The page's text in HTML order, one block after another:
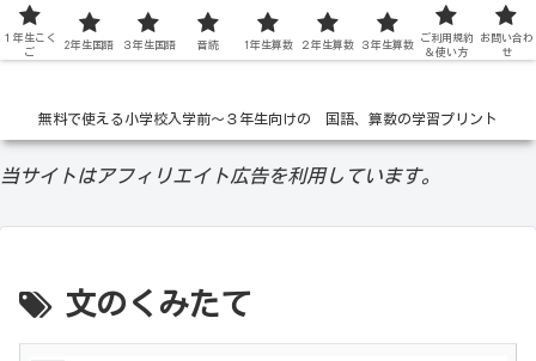
低学年の無料学習ドリル
無料で使える小学校入学前〜３年生向けの 国語、算数の学習プリント
当サイトはアフィリエイト広告を利用しています。
文のくみたて
１年生こく
ご
2年生国語 ３年生国語 音読 1年生算数 ２年生算数 ３年生算数
ご利用規約
＆使い方
お問い合わ
せ